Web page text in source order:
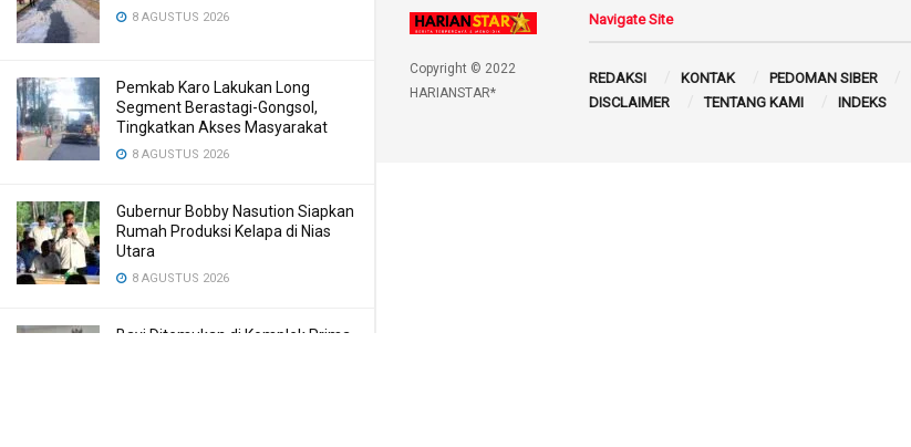
8 AGUSTUS 2026
Pemkab Karo Lakukan Long
Segment Berastagi-Gongsol,
Tingkatkan Akses Masyarakat
8 AGUSTUS 2026
Gubernur Bobby Nasution Siapkan
Rumah Produksi Kelapa di Nias
Utara
8 AGUSTUS 2026
Bayi Ditemukan di Komplek Prima
Copyright © 2022
HARIANSTAR*
Navigate Site
REDAKSI KONTAK PEDOMAN SIBER
DISCLAIMER
TENTANG KAMI INDEKS